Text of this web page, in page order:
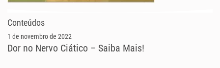
Conteúdos
1 de novembro de 2022
Dor no Nervo Ciático – Saiba Mais!